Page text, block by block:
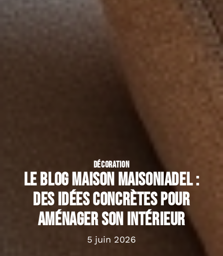
DÉCORATION
Le blog maison Maisoniadel :
des idées concrètes pour
aménager son intérieur
5 juin 2026